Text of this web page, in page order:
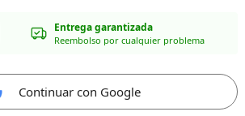
Entrega garantizada
Reembolso por cualquier problema
Continuar con Google